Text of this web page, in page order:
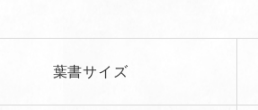
葉書サイズ